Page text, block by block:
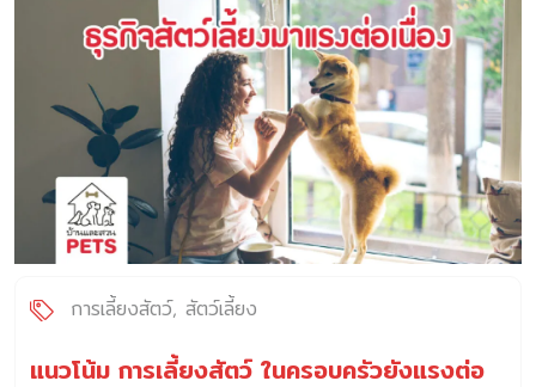
โดยผู้ที่อยู่ในเหตุการณ์เล่าว่า เพลิงไหม้ได้ลุกลามอย่างรุนแรง
และรวดเร็ว เนื่องจากภายในอาคารร้านค้ามีสินค้าที่เป็นเชื้อเพลิง
อยู่จำนวนมาก เจ้าหน้าที่จึงได้ระดมรถดับเพลิงจากเทศบาลตำบล
แม่สาย เทศบางตำบลแม่สายมิตรภาพ และเทศบาลตำบลเวียง
พางคำ จำนวน 15 คัน เข้าไปช่วยกันฉีดพ่นน้ำเพื่อดับไฟ โดยมี
เจ้าหน้าที่ตำรวจ สภ.แม่สาย และอาสากู้ภัย ระดมกำลังเข้าไปช่วย
กันอย่างเต็มที่ เจ้าหน้าที่ต้องใช้เวลากว่า 2 ชั่วโมง จึงสามารถ
ควบคุมไฟไม่ให้ลุกลามขยายไปยังอาคารข้างเคียงได้ อย่างไร
ก็ตาม เปลวไฟที่ลุกไหม้ได้สร้างความเสียหายให้กับโครงสร้าง
เช่น หนู กระต่าย เต่า และปลา ที่เสียชีวิตเนื่องจากถูกไฟคลอก
การเลี้ยงสัตว์ สัตว์เลี้ยง
แนวโน้ม การเลี้ยงสัตว์ ในครอบครัวยังแรงต่อ